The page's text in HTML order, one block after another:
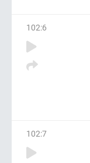
102:6
102:7